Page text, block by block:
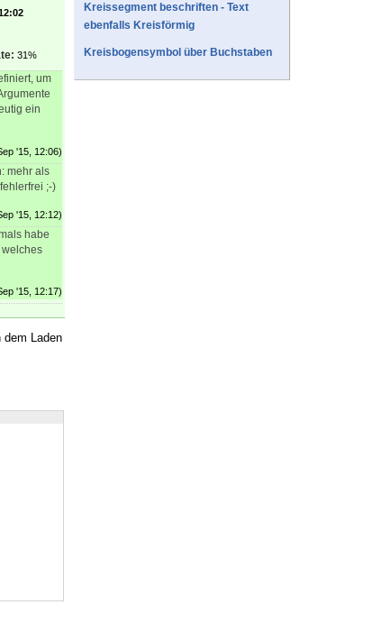
31%
um
ein
'15, 12:06)
mehr als
;-)
'15, 12:12)
habe
welches
'15, 12:17)
Laden
Kreissegment beschriften - Text
ebenfalls Kreisförmig
Kreisbogensymbol über Buchstaben